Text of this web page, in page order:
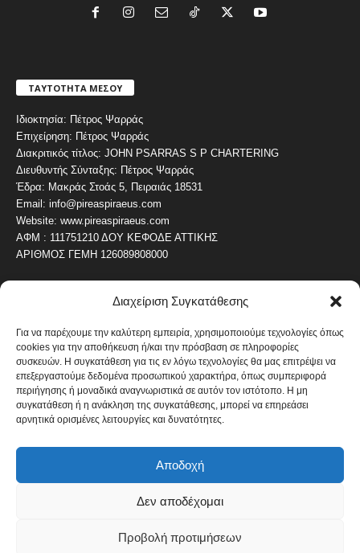
Διαχείριση Συγκατάθεσης
Για να παρέχουμε την καλύτερη εμπειρία, χρησιμοποιούμε τεχνολογίες όπως
cookies για την αποθήκευση ή/και την πρόσβαση σε πληροφορίες
συσκευών. Η συγκατάθεση για τις εν λόγω τεχνολογίες θα μας επιτρέψει να
επεξεργαστούμε δεδομένα προσωπικού χαρακτήρα, όπως συμπεριφορά
περιήγησης ή μοναδικά αναγνωριστικά σε αυτόν τον ιστότοπο. Η μη
συγκατάθεση ή η ανάκληση της συγκατάθεσης, μπορεί να επηρεάσει
αρνητικά ορισμένες λειτουργίες και δυνατότητες.
Αποδοχή
Δεν αποδέχομαι
Προβολή προτιμήσεων
ΤΑΥΤΟΤΗΤΑ ΜΕΣΟΥ
Ιδιοκτησία: Πέτρος Ψαρράς
Επιχείρηση: Πέτρος Ψαρράς
Διακριτικός τίτλος: JOHN PSARRAS S P CHARTERING
Διευθυντής Σύνταξης: Πέτρος Ψαρράς
Έδρα: Μακράς Στοάς 5, Πειραιάς 18531
Email: info@pireaspiraeus.com
Website: www.pireaspiraeus.com
ΑΦΜ : 111751210 ΔΟΥ ΚΕΦΟΔΕ ΑΤΤΙΚΗΣ
ΑΡΙΘΜΟΣ ΓΕΜΗ 126089808000
ΔΗΜΟΦΙΛΗ ΚΑΤΗΓΟΡΙΑ
ΝΕΑ ΤΟΥ ΠΕΙΡΑΙΑ 4487
ΟΛΥΜΠΙΑΚΟΣ
ΑΛΛΑ ΚΟΙΝΩΝΙΚΑ
ΕΙΔΗΣΕΙΣ ΝΑΥΤΙΛΙΑ
ΟΙΚΟΝΟΜΙΚΑ
ΚΑΛΛΙΤΕΧΝΙΚΑ 822